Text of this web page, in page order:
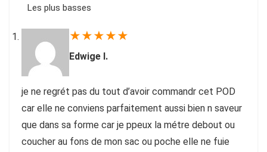
Les plus basses
★★★★★
Edwige I.
je ne regrét pas du tout d’avoir commandr cet POD
car elle ne conviens parfaitement aussi bien n saveur
que dans sa forme car je ppeux la métre debout ou
coucher au fons de mon sac ou poche elle ne fuie